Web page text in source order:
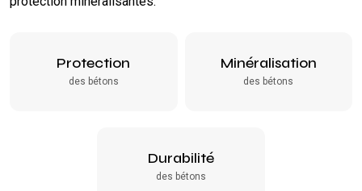
Protection
des bétons
Minéralisation
des bétons
Durabilité
des bétons